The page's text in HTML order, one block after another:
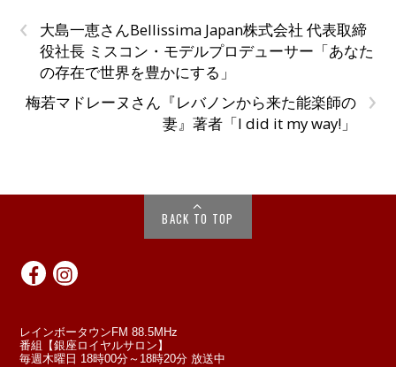
‹
大島一恵さんBellissima Japan株式会社 代表取締
役社長 ミスコン・モデルプロデューサー「あなた
の存在で世界を豊かにする」
›
梅若マドレーヌさん『レバノンから来た能楽師の
妻』著者「I did it my way!」
BACK TO TOP
レインボータウンFM 88.5MHz
番組【銀座ロイヤルサロン】
毎週木曜日 18時00分～18時20分 放送中